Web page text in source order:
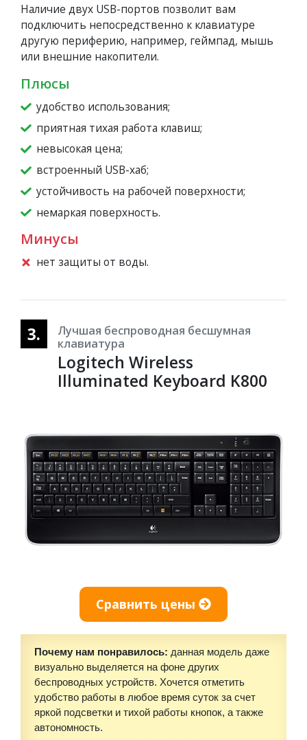
Наличие двух USB-портов позволит вам
подключить непосредственно к клавиатуре
другую периферию, например, геймпад, мышь
или внешние накопители.
Плюсы
удобство использования;
приятная тихая работа клавиш;
невысокая цена;
встроенный USB-хаб;
устойчивость на рабочей поверхности;
немаркая поверхность.
Минусы
нет защиты от воды.
3.
Лучшая беспроводная бесшумная
клавиатура
Logitech Wireless
Illuminated Keyboard K800
Сравнить цены
Почему нам понравилось: данная модель даже
визуально выделяется на фоне других
беспроводных устройств. Хочется отметить
удобство работы в любое время суток за счет
яркой подсветки и тихой работы кнопок, а также
автономность.